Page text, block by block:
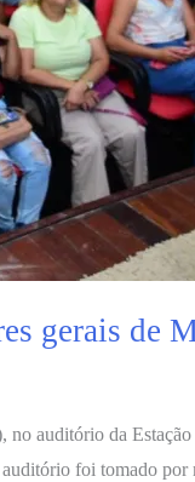
gerais de
auditório da
foi tomado por